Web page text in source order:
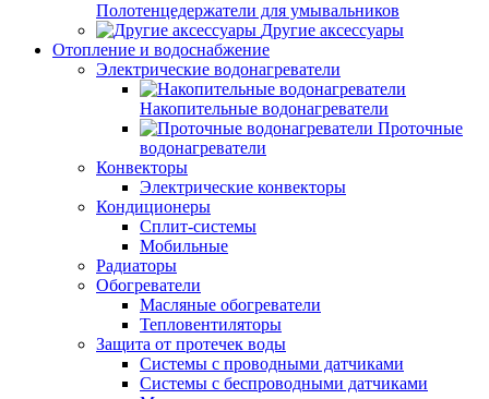
Полотенцедержатели для умывальников
Другие аксессуары
Отопление и водоснабжение
Электрические водонагреватели
Накопительные водонагреватели
Проточные
водонагреватели
Конвекторы
Электрические конвекторы
Кондиционеры
Сплит-системы
Мобильные
Радиаторы
Обогреватели
Масляные обогреватели
Тепловентиляторы
Защита от протечек воды
Системы с проводными датчиками
Системы с беспроводными датчиками